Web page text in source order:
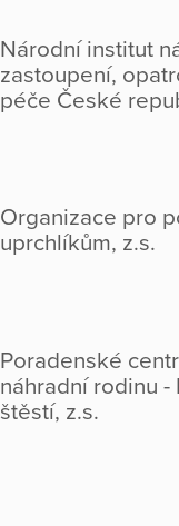
Národní institut
zastoupení,
péče České
Organizace pro
uprchlíkům, z.s.
Poradenské
náhradní rodinu -
štěstí, z.s.